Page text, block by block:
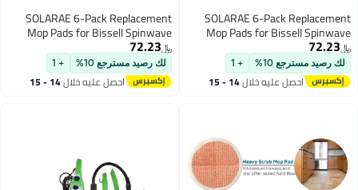
SOLARAE 6-Pack Replacement
Mop Pads for Bissell Spinwave
Models 2124, 2039A, 2307,
23157, 20391, 20399 -
Compatible Electric Hard Floor Mop
Pads (White, Orange, Off-White
﷼‏72.23
لك رصيد مسترجع 10% + 1
احصل عليه خلال 14 - 15
SOLARAE 6-Pack Replacement
Mop Pads for Bissell Spinwave
Models 2124, 2039A, 2307,
23157, 20391, 20399 -
Compatible Electric Hard Floor Mop
Pads (White, Orange, Off-White
﷼‏72.23
لك رصيد مسترجع 10% + 1
احصل عليه خلال 14 - 15